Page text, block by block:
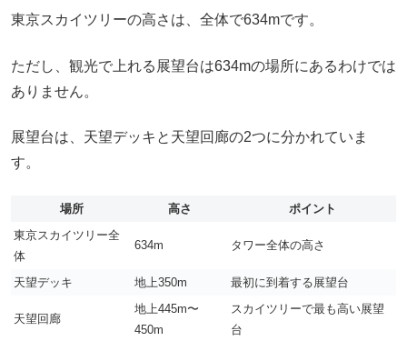
東京スカイツリーの高さは、全体で634mです。
ただし、観光で上れる展望台は634mの場所にあるわけでは
ありません。
展望台は、天望デッキと天望回廊の2つに分かれていま
す。
場所 高さ
ポイント
東京スカイツリー全
体
634m タワー全体の高さ
天望デッキ 地上350m 最初に到着する展望台
天望回廊
地上445m〜
450m
スカイツリーで最も高い展望
台